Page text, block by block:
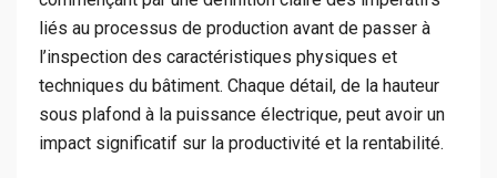
liés au processus de production avant de passer à
l’inspection des caractéristiques physiques et
techniques du bâtiment. Chaque détail, de la hauteur
sous plafond à la puissance électrique, peut avoir un
impact significatif sur la productivité et la rentabilité.